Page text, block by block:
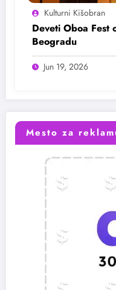
Kulturni Kišobran
Deveti Oboa
Beogradu
Jun 19, 2026
Mesto za